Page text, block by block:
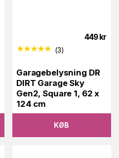
449 kr
(3)
Garagebelysning DR
DIRT Garage Sky
Gen2, Square 1, 62 x
124 cm
KØB